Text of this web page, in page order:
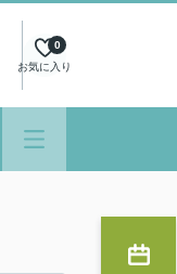
お気に入り
0